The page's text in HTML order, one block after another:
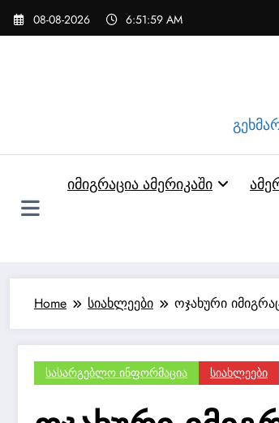
Skip
08-08-2026 6:52:00 AM
იმიგრაცია ამერიკაში
Home სიახლეები ოჯახური
Სასარგებლო Ინფორმაცია Სიახლეები